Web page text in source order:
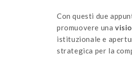
Con questi due
promuovere una
istituzionale e
strategica per la